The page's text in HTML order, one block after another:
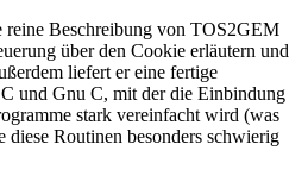
reine Beschreibung von TOS2GEM
über den Cookie erläutern und
liefert er eine fertige
und Gnu C, mit der die Einbindung
stark vereinfacht wird (was
diese Routinen besonders schwierig